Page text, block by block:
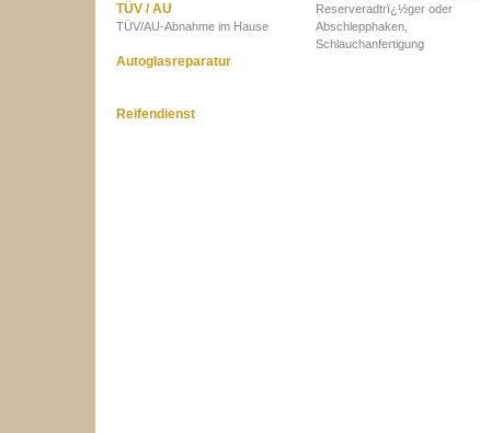
TÜV / AU
TÜV/AU-Abnahme im Hause
Autoglasreparatur
Reifendienst
Reserveradtrï¿½ger oder
Abschlepphaken,
Schlauchanfertigung